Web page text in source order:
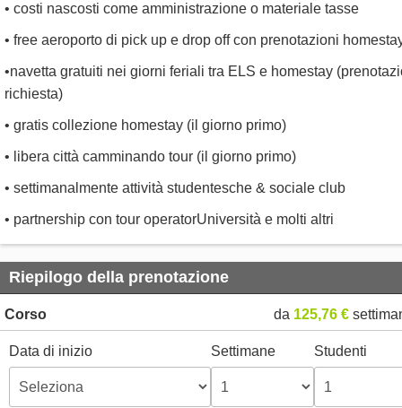
• costi nascosti come amministrazione o materiale tasse
• free aeroporto di pick up e drop off con prenotazioni
•navetta gratuiti nei giorni feriali tra ELS e homestay
richiesta)
• gratis collezione homestay (il giorno primo)
• libera città camminando tour (il giorno primo)
• settimanalmente attività studentesche & sociale club
• partnership con tour operatorUniversità e molti altri
Riepilogo della prenotazione
Corso da 125,76 €
Data di inizio Settimane Studenti